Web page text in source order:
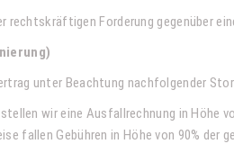
rechtskräftigen Forderung gegenüber
unter Beachtung nachfolgender
wir eine Ausfallrechnung in Höhe
fallen Gebühren in Höhe von 90%